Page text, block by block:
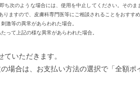
ち次のような場合には、使用を中止してください。そのま
りますので、皮膚科専門医等にご相談されることをおすすめ
激等の異常があらわれた場合。
って上記の様な異常があらわれた場合。
いただきます。
場合は、お支払い方法の選択で「全額ポ